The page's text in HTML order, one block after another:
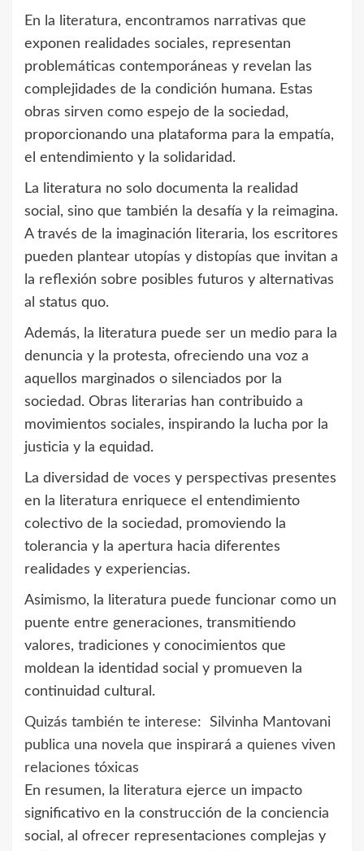
En la literatura, encontramos narrativas que
exponen realidades sociales, representan
problemáticas contemporáneas y revelan las
complejidades de la condición humana. Estas
obras sirven como espejo de la sociedad,
proporcionando una plataforma para la empatía,
el entendimiento y la solidaridad.
La literatura no solo documenta la realidad
social, sino que también la desafía y la reimagina.
A través de la imaginación literaria, los escritores
pueden plantear utopías y distopías que invitan a
la reflexión sobre posibles futuros y alternativas
al status quo.
Además, la literatura puede ser un medio para la
denuncia y la protesta, ofreciendo una voz a
aquellos marginados o silenciados por la
sociedad. Obras literarias han contribuido a
movimientos sociales, inspirando la lucha por la
justicia y la equidad.
La diversidad de voces y perspectivas presentes
en la literatura enriquece el entendimiento
colectivo de la sociedad, promoviendo la
tolerancia y la apertura hacia diferentes
realidades y experiencias.
Asimismo, la literatura puede funcionar como un
puente entre generaciones, transmitiendo
valores, tradiciones y conocimientos que
moldean la identidad social y promueven la
continuidad cultural.
Quizás también te interese:
Silvinha Mantovani
publica una novela que inspirará a quienes viven
relaciones tóxicas
En resumen, la literatura ejerce un impacto
significativo en la construcción de la conciencia
social, al ofrecer representaciones complejas y